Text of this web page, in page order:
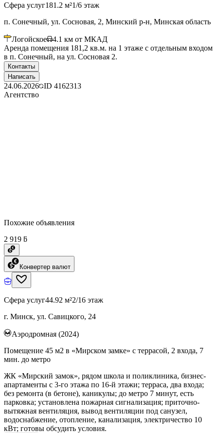
Сфера услуг181.2 м²1/6 этаж
п. Сонечный, ул. Сосновая, 2, Минский р-н, Минская область
Логойское 4.1 км от МКАД
Аренда помещения 181,2 кв.м. на 1 этаже с отдельным входом
в п. Сонечный, на ул. Сосновая 2.
Контакты
Написать
24.06.2026 ID 4162313
Агентство
Похожие объявления
2 919 ƃ
Конвертер валют
Сфера услуг44.92 м²2/16 этаж
г. Минск, ул. Савицкого, 24
Аэродромная (2024)
Помещение 45 м2 в «Мирском замке» с террасой, 2 входа, 7
мин. до метро
ЖК «Мирский замок», рядом школа и поликлиника, бизнес-
апартаменты с 3-го этажа по 16-й этажи; терраса, два входа;
без ремонта (в бетоне), каникулы; до метро 7 минут, есть
парковка; установлена пожарная сигнализация; приточно-
вытяжная вентиляция, вывод вентиляции под санузел,
водоснабжение, отопление, канализация, электричество 10
кВт; готовы обсудить условия.